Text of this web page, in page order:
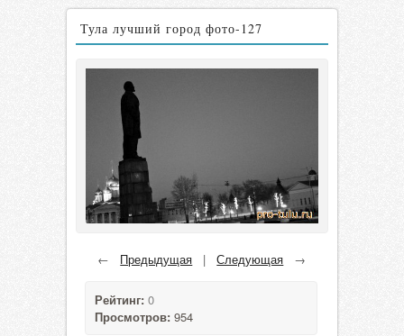
Тула лучший город фото-127
← Предыдущая |Следующая →
Рейтинг: 0
Просмотров: 954